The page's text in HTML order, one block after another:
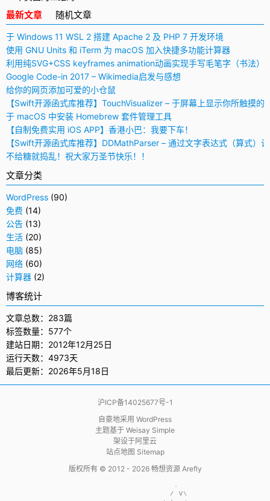
最新文章 随机文章
于 Windows 11 WSL 2 搭建 Apache 2 及 PHP 7 开发环境
使用 GNU Units 和 iTerm 为 macOS 加入快捷多功能计算器
利用纯SVG+CSS keyframes animation动画实现手写毛笔字（书法）
Google Code-in 2017 – Wikimedia启发与感想
给你的网页添加可爱的小仓鼠
【Swift开源函式库推荐】TouchVisualizer – 于屏幕上显示你所触摸的
于 macOS 中安装 Homebrew 套件管理工具
【自制免费实用 iOS APP】香港小巴：我要下车！
【Swift开源函式库推荐】DDMathParser – 通过文字表达式（算式）
不给糖就捣乱！祝大家万圣节快乐！！
文章分类
WordPress (90)
免费 (14)
公告 (13)
生活 (20)
电脑 (85)
网络 (60)
计算器 (2)
博客统计
文章总数：283篇
标签数量：577个
建站日期：2012年12月25日
运行天数：4973天
最后更新：2026年5月18日
沪ICP备14025677号-1
自豪地采用 WordPress
主题基于 Weisay Simple
架设于阿里云
站点地图 Sitemap
版权所有 © 2012 - 2026 畅想资源 Arefly
                     .
                    / V\